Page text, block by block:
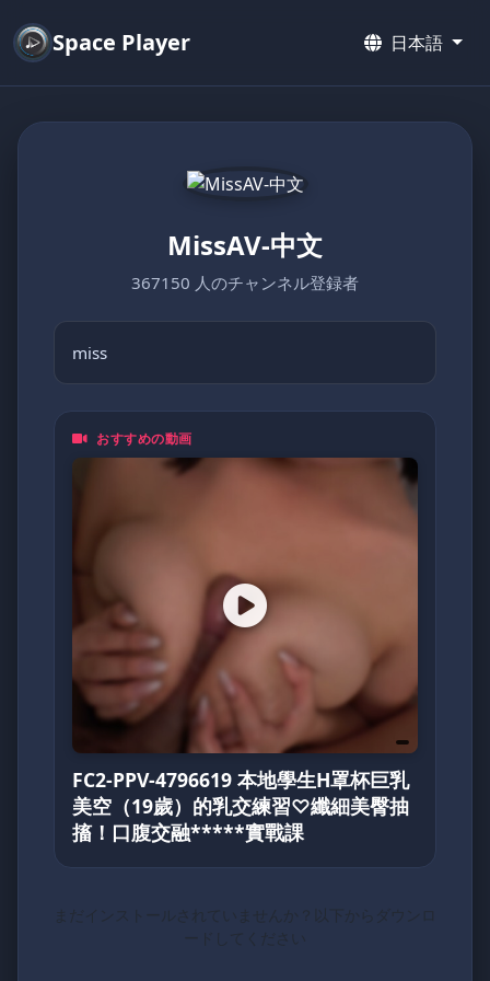
Space Player 日本語
MissAV-中文
367150 人のチャンネル登録者
miss
おすすめの動画
FC2-PPV-4796619 本地學生H罩杯巨乳
美空（19歲）的乳交練習♡纖細美臀抽
搐！口腹交融*****實戰課
まだインストールされていませんか？以下からダウンロ
ードしてください